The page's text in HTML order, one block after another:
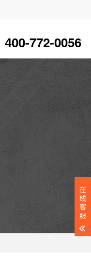
400-772-0056
在
线
客
服